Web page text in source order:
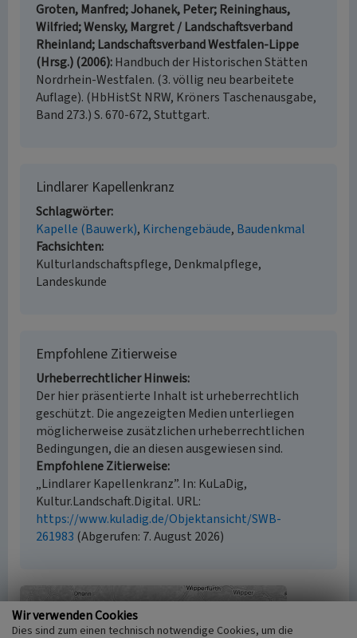
Groten, Manfred; Johanek, Peter; Reininghaus,
Wilfried; Wensky, Margret / Landschaftsverband
Rheinland; Landschaftsverband Westfalen-Lippe
(Hrsg.) (2006) Handbuch der Historischen Stätten
Nordrhein-Westfalen. (3. völlig neu bearbeitete
Auflage). (HbHistSt NRW, Kröners Taschenausgabe,
Band 273.) S. 670-672, Stuttgart.
Lindlarer Kapellenkranz
Schlagwörter
Kapelle (Bauwerk) Kirchengebäude Baudenkmal
Fachsichten
Kulturlandschaftspflege, Denkmalpflege,
Landeskunde
Empfohlene Zitierweise
Urheberrechtlicher Hinweis
Der hier präsentierte Inhalt ist urheberrechtlich
geschützt. Die angezeigten Medien unterliegen
möglicherweise zusätzlichen urheberrechtlichen
Bedingungen, die an diesen ausgewiesen sind.
Empfohlene Zitierweise
„Lindlarer Kapellenkranz”. In: KuLaDig,
Kultur.Landschaft.Digital. URL:
https://www.kuladig.de/Objektansicht/SWB-
261983 (Abgerufen: 7. August 2026)
Wir verwenden Cookies
Dies sind zum einen technisch notwendige Cookies, um die